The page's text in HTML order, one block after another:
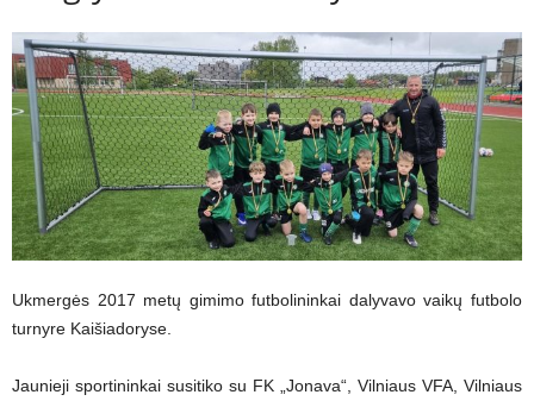
Ukmergės 2017 metų gimimo futbolininkai dalyvavo vaikų futbolo
turnyre Kaišiadoryse.
Jaunieji sportininkai susitiko su FK „Jonava“, Vilniaus VFA, Vilniaus